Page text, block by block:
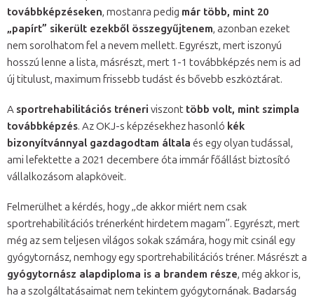
továbbképzéseken, mostanra pedig már több, mint 20
„papírt” sikerült ezekből összegyűjtenem, azonban ezeket
nem sorolhatom fel a nevem mellett. Egyrészt, mert iszonyú
hosszú lenne a lista, másrészt, mert 1-1 továbbképzés nem is ad
új titulust, maximum frissebb tudást és bővebb eszköztárat.
A sportrehabilitációs tréneri viszont több volt, mint szimpla
továbbképzés. Az OKJ-s képzésekhez hasonló kék
bizonyítvánnyal gazdagodtam általa és egy olyan tudással,
ami lefektette a 2021 decembere óta immár főállást biztosító
vállalkozásom alapköveit.
Felmerülhet a kérdés, hogy „de akkor miért nem csak
sportrehabilitációs trénerként hirdetem magam”. Egyrészt, mert
még az sem teljesen világos sokak számára, hogy mit csinál egy
gyógytornász, nemhogy egy sportrehabilitációs tréner. Másrészt a
gyógytornász alapdiploma is a brandem része, még akkor is,
ha a szolgáltatásaimat nem tekintem gyógytornának. Badarság